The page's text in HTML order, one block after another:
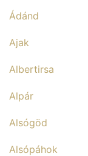
Ádánd
Ajak
Albertirsa
Alpár
Alsógöd
Alsópáhok